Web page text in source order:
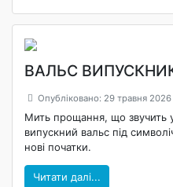
ВАЛЬС
Опубліковано: 29 травня 2026
Мить прощання, що звучить
випускний вальс під
нові початки.
Читати далі...